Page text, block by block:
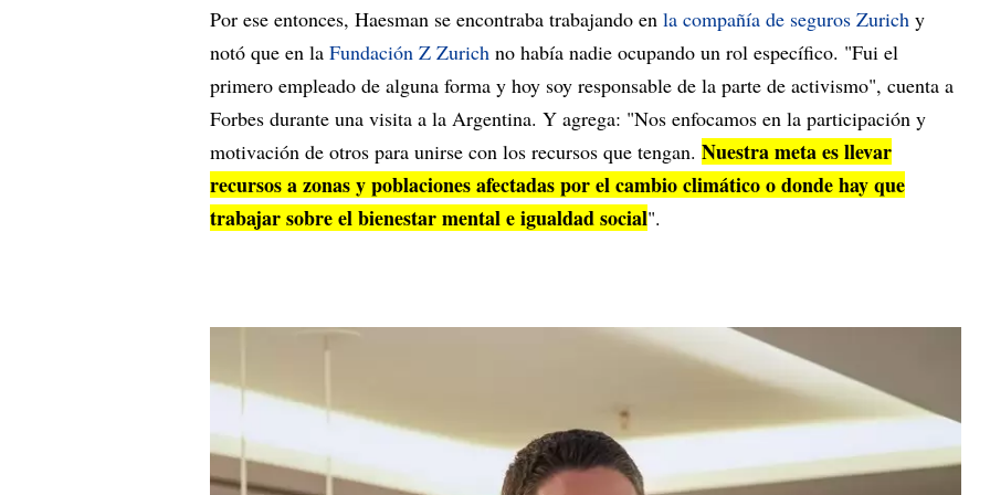
Por ese entonces, Haesman se encontraba trabajando en la compañía de seguros Zurich y
notó que en la Fundación Z Zurich no había nadie ocupando un rol específico. "Fui el
primero empleado de alguna forma y hoy soy responsable de la parte de activismo", cuenta a
Forbes durante una visita a la Argentina. Y agrega: "Nos enfocamos en la participación y
motivación de otros para unirse con los recursos que tengan. Nuestra meta es llevar
recursos a zonas y poblaciones afectadas por el cambio climático o donde hay que
trabajar sobre el bienestar mental e igualdad social".